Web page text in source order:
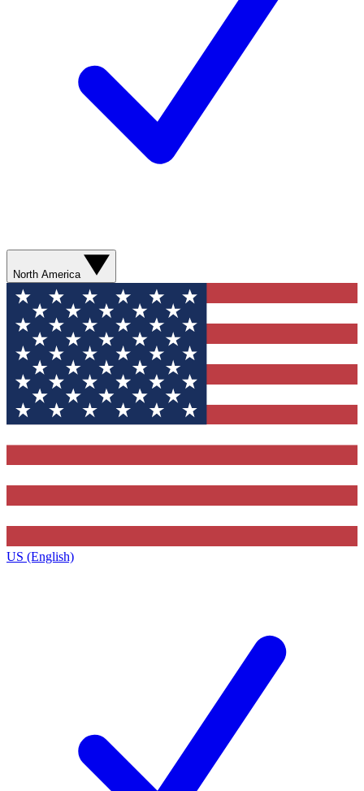
North America
US (English)